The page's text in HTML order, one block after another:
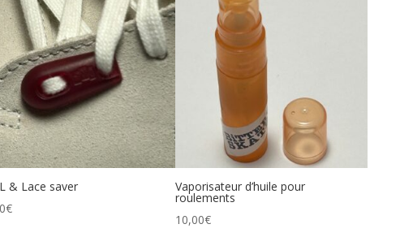
& Lace saver
€
Vaporisateur d’huile pour
roulements
10,00€